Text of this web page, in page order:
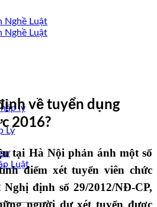
lý
Lý
Luật
về tuyển dụng
2016?
tại Hà Nội phản ánh một số
điểm xét tuyển viên chức
định số 29/2012/NĐ-CP,
người dự xét tuyển được